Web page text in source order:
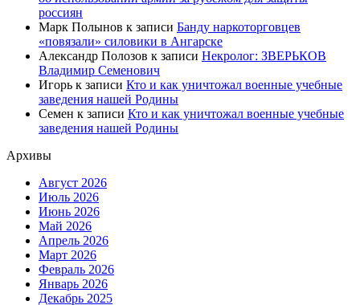
россиян
Марк Полынов к записи Банду наркоторговцев
«повязали» силовики в Ангарске
Александр Полозов к записи Некролог: ЗВЕРЬКОВ
Владимир Семенович
Игорь к записи Кто и как уничтожал военные учебные
заведения нашей Родины
Семен к записи Кто и как уничтожал военные учебные
заведения нашей Родины
Архивы
Август 2026
Июль 2026
Июнь 2026
Май 2026
Апрель 2026
Март 2026
Февраль 2026
Январь 2026
Декабрь 2025